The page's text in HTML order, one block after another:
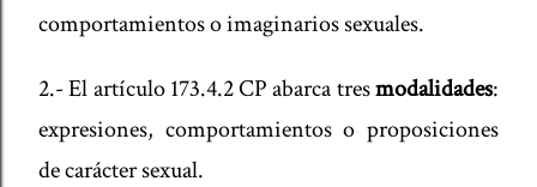
comportamientos o imaginarios sexuales.
2.- El artículo 173.4.2 CP abarca tresmodalidades:
expresiones, comportamientos o proposiciones
de carácter sexual.